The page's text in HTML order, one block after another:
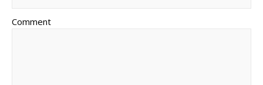
Comment